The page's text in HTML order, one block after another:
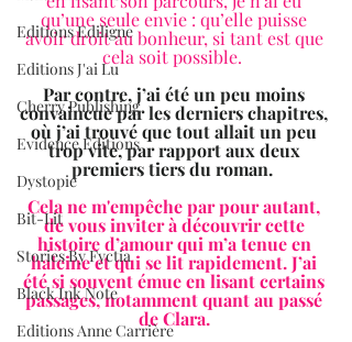
Editions Ediligne
Editions J'ai Lu
Cherry Publishing
Evidence Editions
Dystopie
Bit-Lit
Stories By Fyctia
Black Ink Note
Editions Anne Carrière
qu’une seule envie : qu’elle puisse
avoir droit au bonheur, si tant est que
cela soit possible.
Par contre, j’ai été un peu moins
convaincue par les derniers chapitres,
où j’ai trouvé que tout allait un peu
trop vite, par rapport aux deux
premiers tiers du roman.
Cela ne m'empêche par pour autant,
de vous inviter à découvrir cette
histoire d’amour qui m’a tenue en
haleine et qui se lit rapidement. J’ai
été si souvent émue en lisant certains
passages, notamment quant au passé
de Clara.